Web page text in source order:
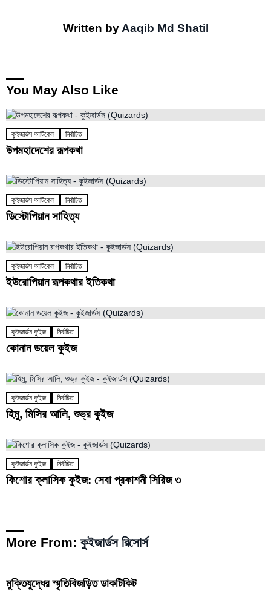
Written by Aaqib Md Shatil
You May Also Like
কুইজার্ডস আর্টিকেল নির্বাচিত
উপমহাদেশের রূপকথা
কুইজার্ডস আর্টিকেল নির্বাচিত
ডিস্টোপিয়ান সাহিত্য
কুইজার্ডস আর্টিকেল নির্বাচিত
ইউরোপিয়ান রূপকথার ইতিকথা
কুইজার্ডস কুইজ নির্বাচিত
কোনান ডয়েল কুইজ
কুইজার্ডস কুইজ নির্বাচিত
হিমু, মিসির আলি, শুভ্র কুইজ
কুইজার্ডস কুইজ নির্বাচিত
কিশোর ক্লাসিক কুইজ: সেবা প্রকাশনী সিরিজ ৩
More From: কুইজার্ডস রিসোর্স
মুক্তিযুদ্ধের স্মৃতিবিজড়িত ডাকটিকিট